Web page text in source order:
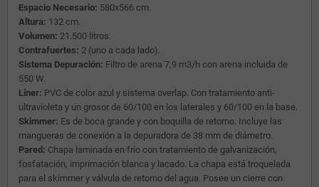
Espacio Necesario: 580x566 cm.
Altura: 132 cm.
Volumen: 21.500 litros.
Contrafuertes: 2 (uno a cada lado).
Sistema Depuración: Filtro de arena 7,9 m3/h con arena incluida de
550 W.
Liner: PVC de color azul y sistema overlap. Con tratamiento anti-
ultravioleta y un grosor de 60/100 en los laterales y 60/100 en la base.
Skimmer: Es de boca grande y con boquilla de retorno. Incluye las
mangueras de conexión a la depuradora de 38 mm de diámetro.
Pared: Chapa laminada en frío con tratamiento de galvanización,
fosfatación, imprimación blanca y lacado. La chapa está troquelada
para el skimmer y válvula de retorno del agua. Posee un cierre con